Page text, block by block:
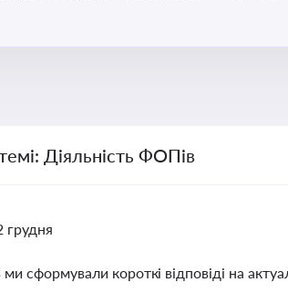
Діяльність ФОПів
грудня
ми сформували короткі відповіді на